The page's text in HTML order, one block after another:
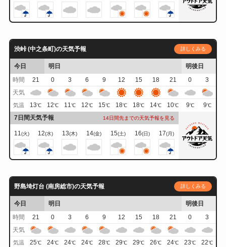
渋峠 (中之条町)の天気予報 詳しくみる
今日 明日
明後日
時間
21 0 3 6 9 12 15 18 21 0
3
天気
気温 13℃ 12℃ 11℃ 12℃ 15℃ 18℃ 18℃ 14℃ 10℃ 9℃ 9℃
7日間天気予報 14日間先までの天気予報を見る
11(火) 12(水) 13(木) 14(金) 15(土) 16(日) 17(月)
野島埼灯台 (南房総市)の天気予報 詳しくみる
今日 明日
明後日
時間
21 0 3 6 9 12 15 18 21 0
3
天気
気温 25℃ 24℃ 24℃ 24℃ 28℃ 29℃ 29℃ 26℃ 24℃ 23℃ 22℃